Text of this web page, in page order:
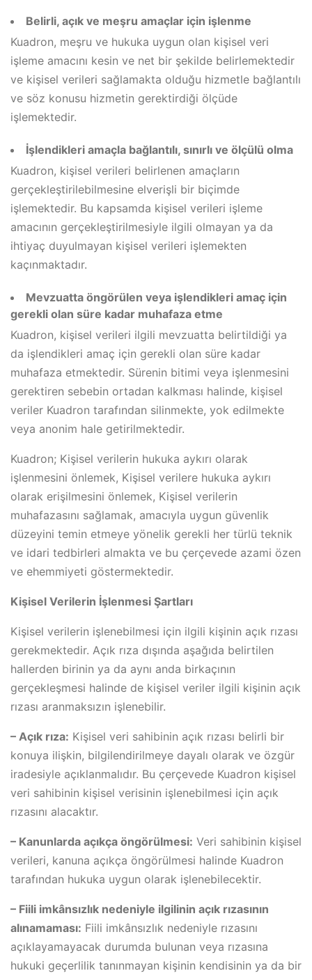
Belirli, açık ve meşru amaçlar için işlenme
Kuadron, meşru ve hukuka uygun olan kişisel veri
işleme amacını kesin ve net bir şekilde belirlemektedir
ve kişisel verileri sağlamakta olduğu hizmetle bağlantılı
ve söz konusu hizmetin gerektirdiği ölçüde
işlemektedir.
İşlendikleri amaçla bağlantılı, sınırlı ve ölçülü olma
Kuadron, kişisel verileri belirlenen amaçların
gerçekleştirilebilmesine elverişli bir biçimde
işlemektedir. Bu kapsamda kişisel verileri işleme
amacının gerçekleştirilmesiyle ilgili olmayan ya da
ihtiyaç duyulmayan kişisel verileri işlemekten
kaçınmaktadır.
Mevzuatta öngörülen veya işlendikleri amaç için
gerekli olan süre kadar muhafaza etme
Kuadron, kişisel verileri ilgili mevzuatta belirtildiği ya
da işlendikleri amaç için gerekli olan süre kadar
muhafaza etmektedir. Sürenin bitimi veya işlenmesini
gerektiren sebebin ortadan kalkması halinde, kişisel
veriler Kuadron tarafından silinmekte, yok edilmekte
veya anonim hale getirilmektedir.
Kuadron; Kişisel verilerin hukuka aykırı olarak
işlenmesini önlemek, Kişisel verilere hukuka aykırı
olarak erişilmesini önlemek, Kişisel verilerin
muhafazasını sağlamak, amacıyla uygun güvenlik
düzeyini temin etmeye yönelik gerekli her türlü teknik
ve idari tedbirleri almakta ve bu çerçevede azami özen
ve ehemmiyeti göstermektedir.
Kişisel Verilerin İşlenmesi Şartları
Kişisel verilerin işlenebilmesi için ilgili kişinin açık rızası
gerekmektedir. Açık rıza dışında aşağıda belirtilen
hallerden birinin ya da aynı anda birkaçının
gerçekleşmesi halinde de kişisel veriler ilgili kişinin açık
rızası aranmaksızın işlenebilir.
– Açık rıza: Kişisel veri sahibinin açık rızası belirli bir
konuya ilişkin, bilgilendirilmeye dayalı olarak ve özgür
iradesiyle açıklanmalıdır. Bu çerçevede Kuadron kişisel
veri sahibinin kişisel verisinin işlenebilmesi için açık
rızasını alacaktır.
– Kanunlarda açıkça öngörülmesi: Veri sahibinin kişisel
verileri, kanuna açıkça öngörülmesi halinde Kuadron
tarafından hukuka uygun olarak işlenebilecektir.
– Fiili imkânsızlık nedeniyle ilgilinin açık rızasının
alınamaması: Fiili imkânsızlık nedeniyle rızasını
açıklayamayacak durumda bulunan veya rızasına
hukuki geçerlilik tanınmayan kişinin kendisinin ya da bir